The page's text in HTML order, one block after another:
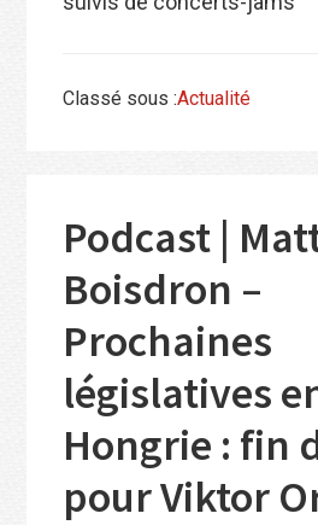
Classé sous :Actualité
Podcast |
Boisdron –
Prochaines
législatives
Hongrie : fin
pour Viktor